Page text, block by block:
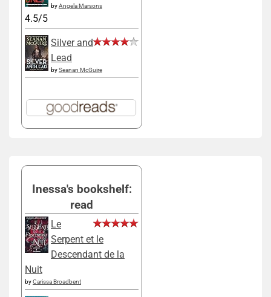
byAngela Marsons
4.5/5
Silver and
Lead
bySeanan McGuire
Inessa's bookshelf:
read
Le
Serpent et le
Descendant de la
Nuit
byCarissa Broadbent